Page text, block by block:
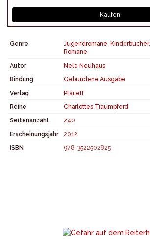
Kaufen
Genre Jugendromane, Kinderbücher,
Romane
Autor
Nele Neuhaus
Bindung
Gebundene Ausgabe
Verlag
Planet!
Reihe
Charlottes Traumpferd
Seitenanzahl
240
Erscheinungsjahr
2012
ISBN
978-3522502825